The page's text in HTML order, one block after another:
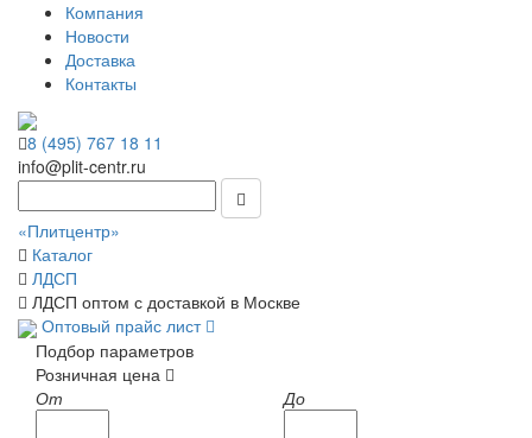
Компания
Новости
Доставка
Контакты
8 (495) 767 18 11
info@plit-centr.ru
«Плитцентр»
Каталог
ЛДСП
ЛДСП оптом с доставкой в Москве
Оптовый прайс лист
Подбор параметров
Розничная цена
От
До